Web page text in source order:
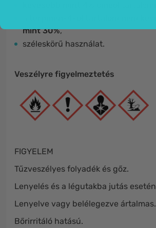
mint 30%,
széleskörű használat.
Veszélyre figyelmeztetés
FIGYELEM
Tűzveszélyes folyadék és gőz.
Lenyelés és a légutakba jutás
Lenyelve vagy belélegezve ártalmas.
Bőrirritáló hatású.